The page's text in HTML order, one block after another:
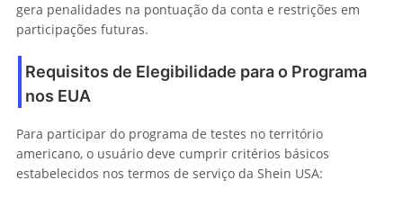
gera penalidades na pontuação da conta e restrições em
participações futuras.
Requisitos de Elegibilidade para o Programa
nos EUA
Para participar do programa de testes no território
americano, o usuário deve cumprir critérios básicos
estabelecidos nos termos de serviço da Shein USA: